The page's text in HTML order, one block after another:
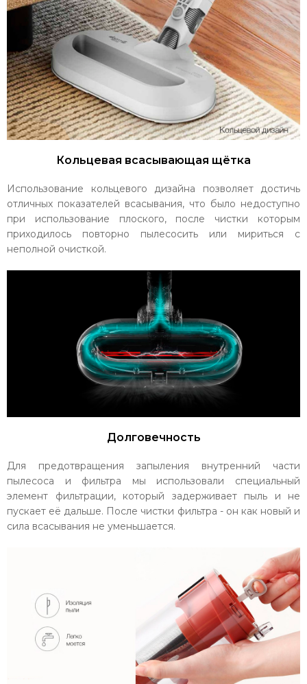
Кольцевая всасывающая щётка
Использование кольцевого дизайна позволяет достичь
отличных показателей всасывания, что было недоступно
при использование плоского, после чистки которым
приходилось повторно пылесосить или мириться с
неполной очисткой.
Долговечность
Для предотвращения запыления внутренний части
пылесоса и фильтра мы использовали специальный
элемент фильтрации, который задерживает пыль и не
пускает её дальше. После чистки фильтра - он как новый и
сила всасывания не уменьшается.